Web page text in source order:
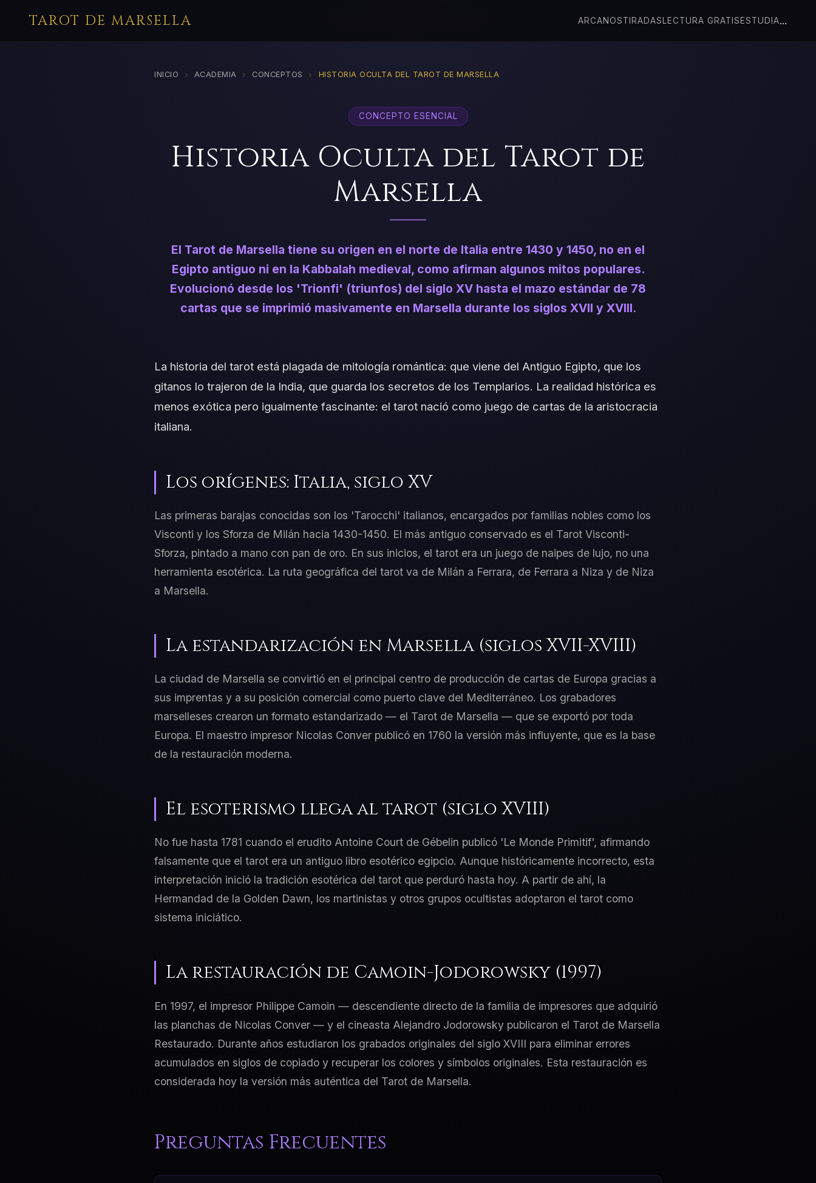
TAROT DE MARSELLA ARCANOSTIRADAS LECTURA GRATIS ESTUDIA...
INICIO › ACADEMIA › CONCEPTOS › HISTORIA OCULTA DEL TAROT DE MARSELLA
CONCEPTO ESENCIAL
Historia Oculta del Tarot de
Marsella
El Tarot de Marsella tiene su origen en el norte de Italia entre 1430 y 1450, no en el
Egipto antiguo ni en la Kabbalah medieval, como afirman algunos mitos populares.
Evolucionó desde los 'Trionfi' (triunfos) del siglo XV hasta el mazo estándar de 78
cartas que se imprimió masivamente en Marsella durante los siglos XVII y XVIII.
La historia del tarot está plagada de mitología romántica: que viene del Antiguo Egipto, que los
gitanos lo trajeron de la India, que guarda los secretos de los Templarios. La realidad histórica es
menos exótica pero igualmente fascinante: el tarot nació como juego de cartas de la aristocracia
italiana.
Los orígenes: Italia, siglo XV
Las primeras barajas conocidas son los 'Tarocchi' italianos, encargados por familias nobles como los
Visconti y los Sforza de Milán hacia 1430-1450. El más antiguo conservado es el Tarot Visconti-
Sforza, pintado a mano con pan de oro. En sus inicios, el tarot era un juego de naipes de lujo, no una
herramienta esotérica. La ruta geográfica del tarot va de Milán a Ferrara, de Ferrara a Niza y de Niza
a Marsella.
La estandarización en Marsella (siglos XVII-XVIII)
La ciudad de Marsella se convirtió en el principal centro de producción de cartas de Europa gracias a
sus imprentas y a su posición comercial como puerto clave del Mediterráneo. Los grabadores
marselleses crearon un formato estandarizado — el Tarot de Marsella — que se exportó por toda
Europa. El maestro impresor Nicolas Conver publicó en 1760 la versión más influyente, que es la base
de la restauración moderna.
El esoterismo llega al tarot (siglo XVIII)
No fue hasta 1781 cuando el erudito Antoine Court de Gébelin publicó 'Le Monde Primitif', afirmando
falsamente que el tarot era un antiguo libro esotérico egipcio. Aunque históricamente incorrecto, esta
interpretación inició la tradición esotérica del tarot que perduró hasta hoy. A partir de ahí, la
Hermandad de la Golden Dawn, los martinistas y otros grupos ocultistas adoptaron el tarot como
sistema iniciático.
La restauración de Camoin-Jodorowsky (1997)
En 1997, el impresor Philippe Camoin — descendiente directo de la familia de impresores que adquirió
las planchas de Nicolas Conver — y el cineasta Alejandro Jodorowsky publicaron el Tarot de Marsella
Restaurado. Durante años estudiaron los grabados originales del siglo XVIII para eliminar errores
acumulados en siglos de copiado y recuperar los colores y símbolos originales. Esta restauración es
considerada hoy la versión más auténtica del Tarot de Marsella.
Preguntas Frecuentes